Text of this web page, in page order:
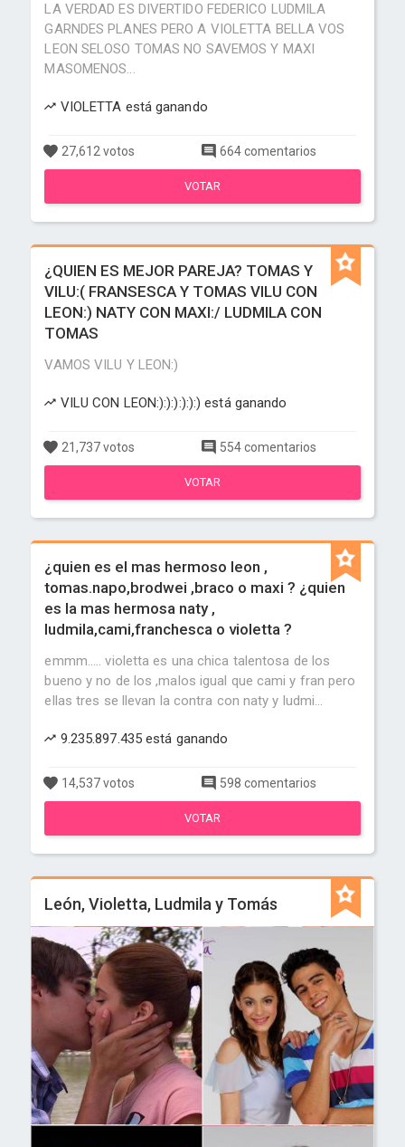
LA VERDAD ES DIVERTIDO FEDERICO LUDMILA
GARNDES PLANES PERO A VIOLETTA BELLA VOS
LEON SELOSO TOMAS NO SAVEMOS Y MAXI
MASOMENOS...
VIOLETTA está ganando
27,612 votos 664 comentarios
VOTAR
¿QUIEN ES MEJOR PAREJA? TOMAS Y
VILU:( FRANSESCA Y TOMAS VILU CON
LEON:) NATY CON MAXI:/ LUDMILA CON
TOMAS
VAMOS VILU Y LEON:)
VILU CON LEON:):):):):):) está ganando
21,737 votos 554 comentarios
VOTAR
¿quien es el mas hermoso leon ,
tomas.napo,brodwei ,braco o maxi ? ¿quien
es la mas hermosa naty ,
ludmila,cami,franchesca o violetta ?
emmm..... violetta es una chica talentosa de los
bueno y no de los ,malos igual que cami y fran pero
ellas tres se llevan la contra con naty y ludmi...
9.235.897.435 está ganando
14,537 votos 598 comentarios
VOTAR
León, Violetta, Ludmila y Tomás